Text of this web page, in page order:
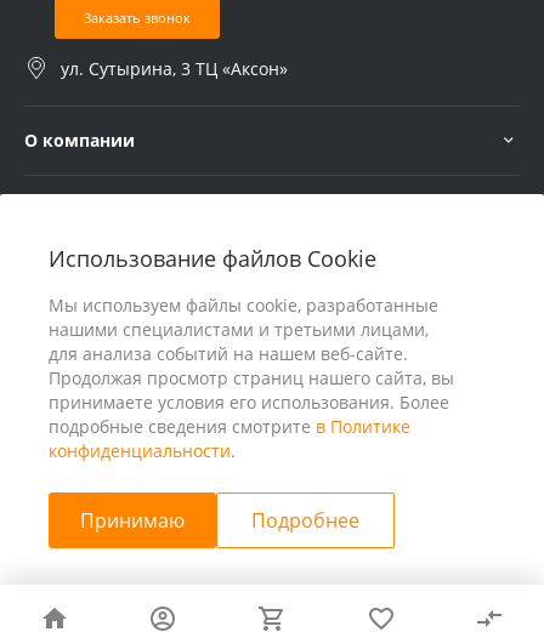
Использование файлов Cookie
Мы используем файлы cookie, разработанные
нашими специалистами и третьими лицами,
для анализа событий на нашем веб-сайте.
Продолжая просмотр страниц нашего сайта, вы
принимаете условия его использования. Более
подробные сведения смотрите в Политике
конфиденциальности.
Принимаю Подробнее
Заказать звонок
ул. Сутырина, 3 ТЦ «Аксон»
О компании
© 2026 ООО «25 Киловатт» ИНН 4401188290, Все права
защищены